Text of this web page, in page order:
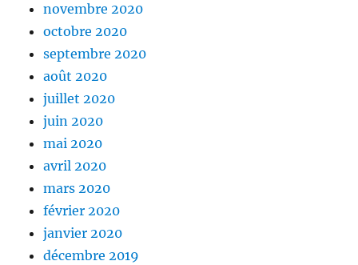
novembre 2020
octobre 2020
septembre 2020
août 2020
juillet 2020
juin 2020
mai 2020
avril 2020
mars 2020
février 2020
janvier 2020
décembre 2019